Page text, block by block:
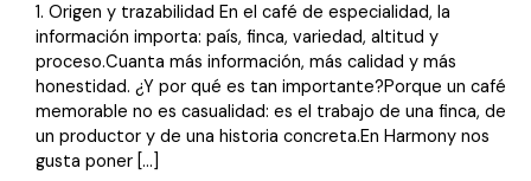
1. Origen y trazabilidad En el café de especialidad, la
información importa: país, finca, variedad, altitud y
proceso.Cuanta más información, más calidad y más
honestidad. ¿Y por qué es tan importante?Porque un café
memorable no es casualidad: es el trabajo de una finca, de
un productor y de una historia concreta.En Harmony nos
gusta poner […]